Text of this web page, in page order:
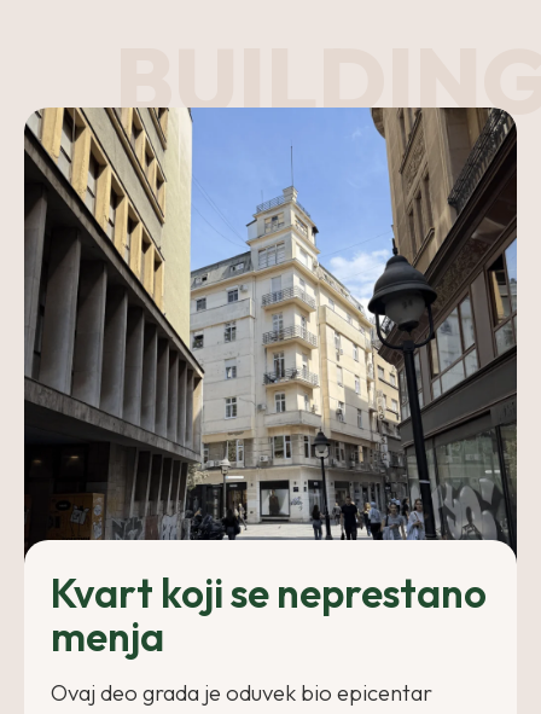
Kvart koji se neprestano
menja
Ovaj deo grada je oduvek bio epicentar